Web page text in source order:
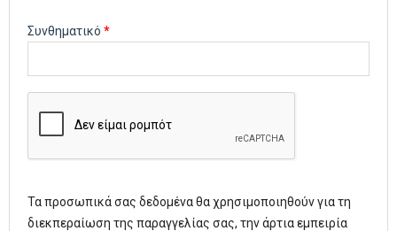
Συνθηματικό *Απαιτείται
Τα προσωπικά σας δεδομένα θα χρησιμοποιηθούν για τη
διεκπεραίωση της παραγγελίας σας, την άρτια εμπειρία